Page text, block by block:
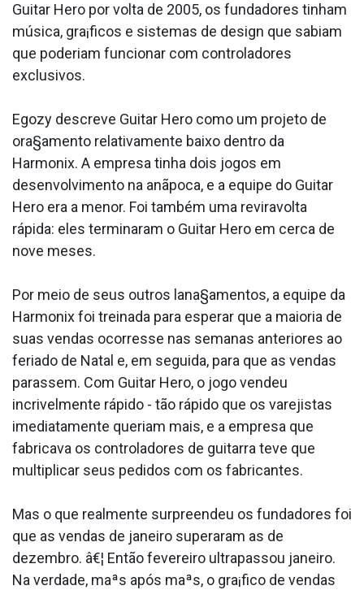
Guitar Hero por volta de 2005, os fundadores tinham
música, gra¡ficos e sistemas de design que sabiam
que poderiam funcionar com controladores
exclusivos.
Egozy descreve Guitar Hero como um projeto de
ora§amento relativamente baixo dentro da
Harmonix. A empresa tinha dois jogos em
desenvolvimento na anãpoca, e a equipe do Guitar
Hero era a menor. Foi também uma reviravolta
rápida: eles terminaram o Guitar Hero em cerca de
nove meses.
Por meio de seus outros lana§amentos, a equipe da
Harmonix foi treinada para esperar que a maioria de
suas vendas ocorresse nas semanas anteriores ao
feriado de Natal e, em seguida, para que as vendas
parassem. Com Guitar Hero, o jogo vendeu
incrivelmente rápido - tão rápido que os varejistas
imediatamente queriam mais, e a empresa que
fabricava os controladores de guitarra teve que
multiplicar seus pedidos com os fabricantes.
Mas o que realmente surpreendeu os fundadores foi
que as vendas de janeiro superaram as de
dezembro. â€¦ Então fevereiro ultrapassou janeiro.
Na verdade, maªs após maªs, o gra¡fico de vendas